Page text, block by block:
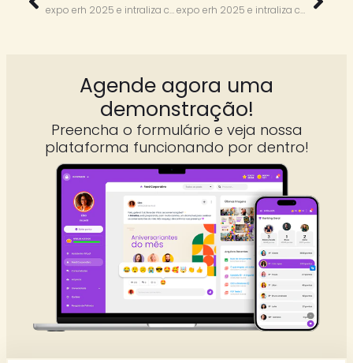
expo erh 2025 e intraliza com rafael giupponi
expo erh 2025 e intraliza com jp coutinho
Agende agora uma
demonstração!
Preencha o formulário e veja nossa
plataforma funcionando por dentro!